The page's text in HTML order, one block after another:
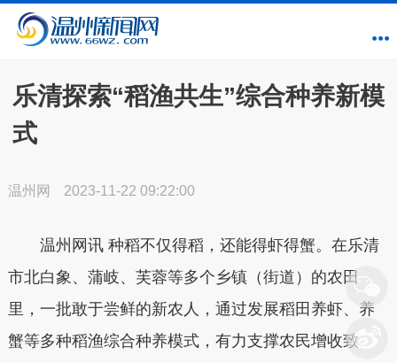
乐清探索“稻渔共生”综合种养新模
式
温州网 2023-11-22 09:22:00
温州网讯 种稻不仅得稻，还能得虾得蟹。在乐清
市北白象、蒲岐、芙蓉等多个乡镇（街道）的农田
里，一批敢于尝鲜的新农人，通过发展稻田养虾、养
蟹等多种稻渔综合种养模式，有力支撑农民增收致